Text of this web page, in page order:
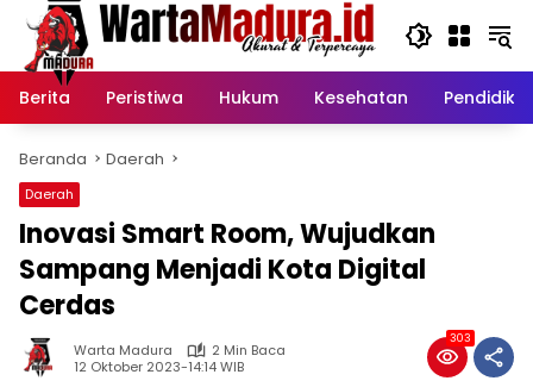
Langsung
konten
Berita
Peristiwa Hukum Kesehatan
Beranda Daerah
Daerah
Inovasi Smart Room, Wujudkan
Sampang Menjadi Kota Digital
Cerdas
Warta Madura
2 Min Baca
12 Oktober 2023-14:14 WIB
303